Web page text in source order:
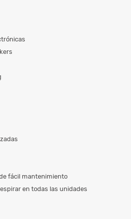
fácil mantenimiento
en todas las unidades